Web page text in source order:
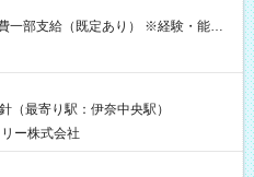
部支給（既定あり） ※経験・能力を
採用時と異なる部分があります。 雇
す。 給与：時給 1,580円以上
（最寄り駅：伊奈中央駅）
ー株式会社